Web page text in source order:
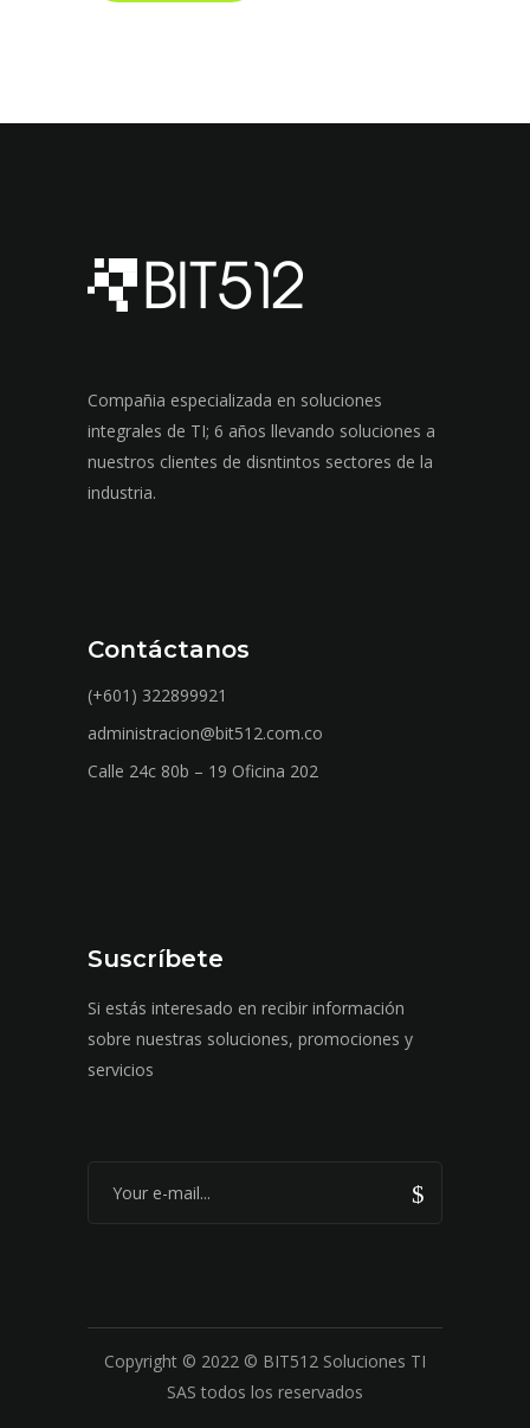
Compañia especializada en soluciones
integrales de TI; 6 años llevando soluciones a
nuestros clientes de disntintos sectores de la
industria.
Contáctanos
(+601) 322899921
administracion@bit512.com.co
Calle 24c 80b – 19 Oficina 202
Suscríbete
Si estás interesado en recibir información
sobre nuestras soluciones, promociones y
servicios
Copyright © 2022 © BIT512 Soluciones TI
SAS todos los reservados